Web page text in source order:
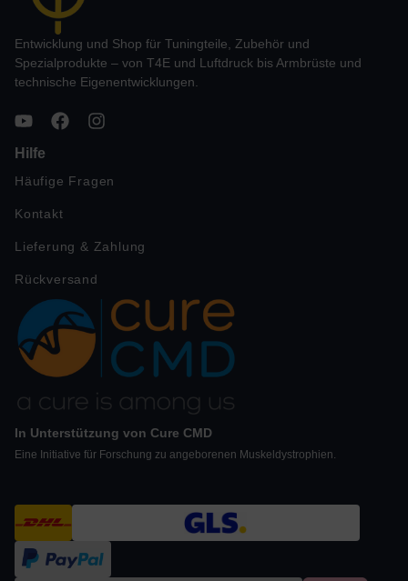
Entwicklung und Shop für Tuningteile, Zubehör und
Spezialprodukte – von T4E und Luftdruck bis Armbrüste und
technische Eigenentwicklungen.
Hilfe
Häufige Fragen
Kontakt
Lieferung & Zahlung
Rückversand
In Unterstützung von Cure CMD
Eine Initiative für Forschung zu angeborenen Muskeldystrophien.